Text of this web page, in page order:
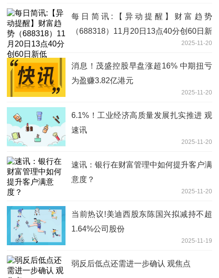
每日简讯:【异动提醒】财富趋势
（688318）11月20日13点40分创60日新
2025-11-20
消息！茂盛控股早盘涨超16% 中期扭亏
为盈赚3.82亿港元
2025-11-20
6.1%！工业经济高质量发展扎实推进 观
速讯
2025-11-20
速讯：银行在财富管理中如何提升客户满
意度？
2025-11-20
当前热议!美迪西股东陈国兴拟减持不超
1.64%公司股份
2025-11-19
弱反后低点还需进一步确认 观焦点